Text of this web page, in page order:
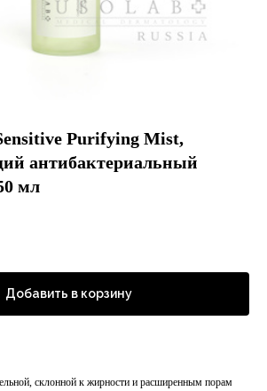
Purifying Mist,
антибактериальный
мл
Добавить в корзину
склонной к жирности и расширенным порам